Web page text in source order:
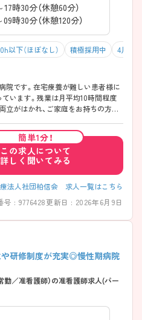
時30分（休憩60分）
時30分（休憩120分）
以下（ほぼなし） 積極採用中 4月入
院です。在宅療養が難しい患者様に
います。残業は月平均10時間程度
立がはかれ、ご家庭をお持ちの方も
あるのでマイカー通勤可能できて便
ポイントなど、さらに詳細をお話し
さい。
簡単1分！
この求人について
詳しく聞いてみる
法人社団柏信会 求人一覧はこちら
号 : 9776428更新日 : 2026年6月9日
や研修制度が充実◎慢性期病院
勤／准看護師）の准看護師求人(パー